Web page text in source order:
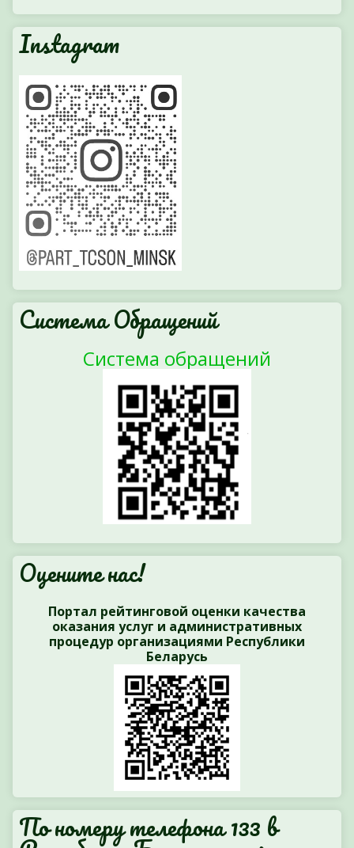
Instagram
Система Обращений
Система обращений
Оцените нас!
Портал рейтинговой оценки качества
оказания услуг и административных
процедур организациями Республики
Беларусь
По номеру телефона 133 в